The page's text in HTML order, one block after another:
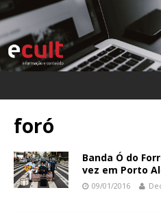
foró
Banda Ó do
vez em Porto
09/01/2016